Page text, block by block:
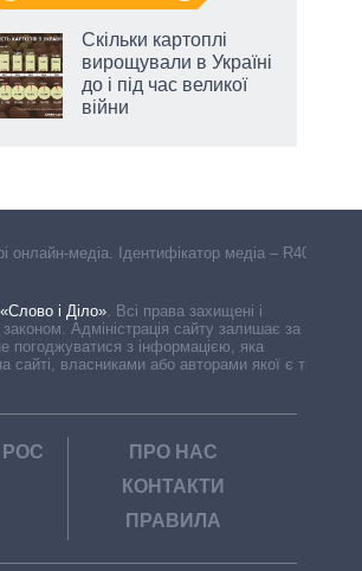
Скільки картоплі
вирощували в Україні
до і під час великої
війни
онлайн-медіа. Ідентифікатор медіа – R40-
«Слово і Діло»
Всі права захищені і
Адміністрація сайту залишає за
погоджуватися з інформацією, яка
сайті, власниками або авторами якої є треті
РОС
ПРО НАС
КОНТАКТИ
ПРАВИЛА